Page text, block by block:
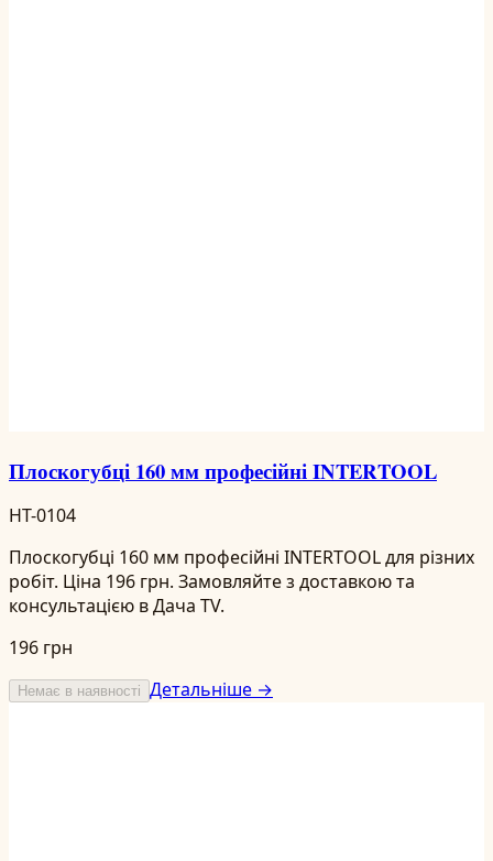
Плоскогубці 160 мм професійні INTERTOOL
HT-0104
Плоскогубці 160 мм професійні INTERTOOL для різних
робіт. Ціна 196 грн. Замовляйте з доставкою та
консультацією в Дача TV.
196 грн
Немає в наявності Детальніше →